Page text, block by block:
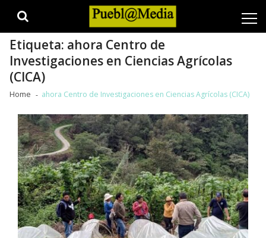
Etiqueta: ahora Centro de
Investigaciones en Ciencias Agrícolas
(CICA)
Home ahora Centro de Investigaciones en Ciencias Agrícolas (CICA)